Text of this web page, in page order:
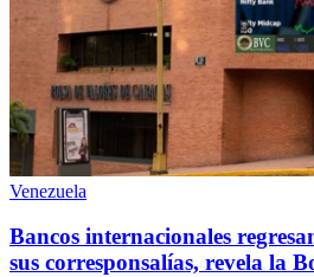
Venezuela
Bancos internacionales
sus corresponsalías, revela la